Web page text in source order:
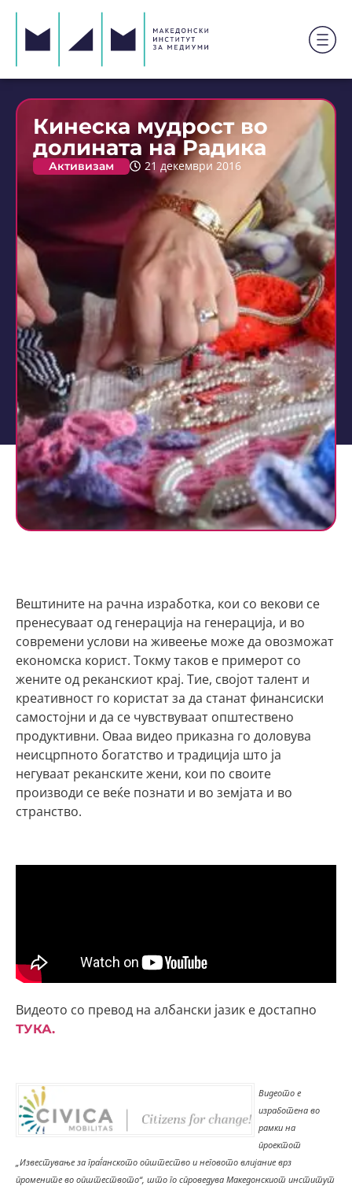
Кинеска мудрост во
долината на Радика
Активизам 21 декември 2016
Вештините на рачна изработка, кои со векови се
пренесуваат од генерација на генерација, и во
современи услови на живеење може да овозможат
економска корист. Токму таков е примерот со
жените од реканскиот крај. Тие, својот талент и
креативност го користат за да станат финансиски
самостојни и да се чувствуваат општествено
продуктивни. Оваа видео приказна го доловува
неисцрпното богатство и традиција што ја
негуваат реканските жени, кои по своите
производи се веќе познати и во земјата и во
странство.
Видеото со превод на албански јазик е достапно
ТУКА.
Видеото е
изработена во
рамки на
проектот
„Известување за граѓанското општество и неговото влијание врз
промените во општеството“, што го спроведува Македонскиот институт